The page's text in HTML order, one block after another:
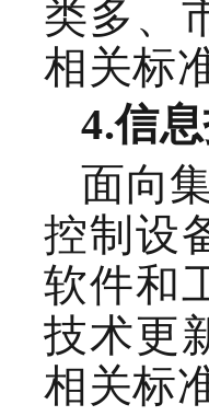
类多、
相关标
4.信
面向
控制设
软件和
技术更
相关标